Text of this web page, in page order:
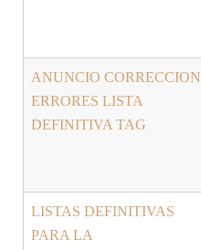
ANUNCIO CORRECCION
ERRORES LISTA
DEFINITIVA TAG
LISTAS DEFINITIVAS
PARA LA